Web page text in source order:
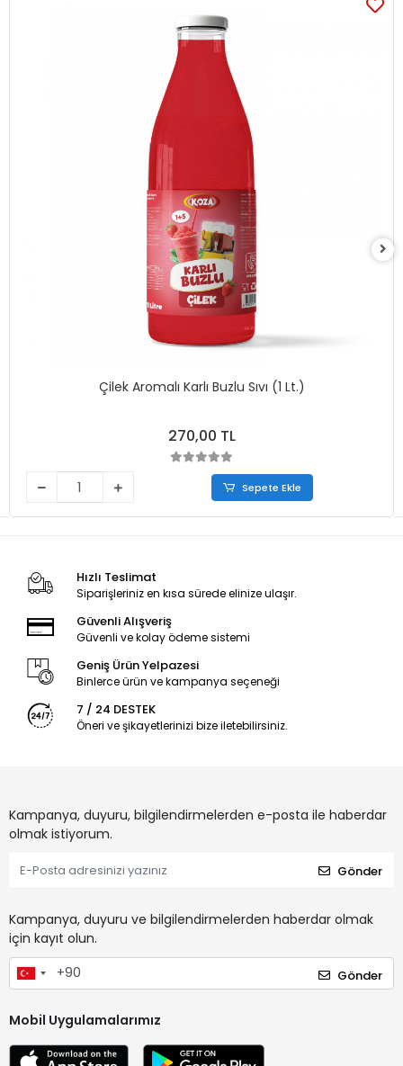
Çilek Aromalı Karlı Buzlu Sıvı (1 Lt.)
270,00 TL
Sepete Ekle
Hızlı Teslimat
Siparişleriniz en kısa sürede elinize ulaşır.
Güvenli Alışveriş
Güvenli ve kolay ödeme sistemi
Geniş Ürün Yelpazesi
Binlerce ürün ve kampanya seçeneği
7 / 24 DESTEK
Öneri ve şikayetlerinizi bize iletebilirsiniz.
Kampanya, duyuru, bilgilendirmelerden e-posta ile haberdar
olmak istiyorum.
Gönder
Kampanya, duyuru ve bilgilendirmelerden haberdar olmak
için kayıt olun.
Gönder
Mobil Uygulamalarımız